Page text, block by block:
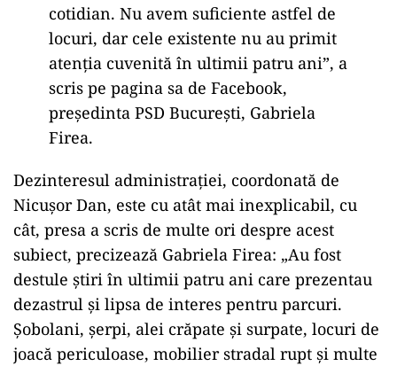
cotidian. Nu avem suficiente astfel de
locuri, dar cele existente nu au primit
atenția cuvenită în ultimii patru ani”, a
scris pe pagina sa de Facebook,
președinta PSD București, Gabriela
Firea.
Dezinteresul administrației, coordonată de
Nicușor Dan, este cu atât mai inexplicabil, cu
cât, presa a scris de multe ori despre acest
subiect, precizează Gabriela Firea: „Au fost
destule știri în ultimii patru ani care prezentau
dezastrul și lipsa de interes pentru parcuri.
Șobolani, șerpi, alei crăpate și surpate, locuri de
joacă periculoase, mobilier stradal rupt și multe